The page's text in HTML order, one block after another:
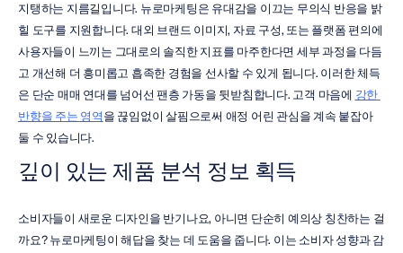
지탱하는 지름길입니다. 뉴로마케팅은 유대감을 이끄는 무의식 반응을 밝
힐 도구를 지원합니다. 대외 브랜드 이미지, 자료 구성, 또는 플랫폼 편의에
사용자들이 느끼는 그대로의 솔직한 지표를 마주한다면 세부 과정을 다듬
고 개선해 더 흥미롭고 흡족한 경험을 선사할 수 있게 됩니다. 이러한 체득
은 단순 매매 연대를 넘어선 팬층 가동을 뒷받침합니다. 고객 마음에 강한
반향을 주는 영역을 끊임없이 살핌으로써 애정 어린 관심을 계속 붙잡아
둘 수 있습니다.
깊이 있는 제품 분석 정보 획득
소비자들이 새로운 디자인을 반기나요, 아니면 단순히 예의상 칭찬하는 걸
까요? 뉴로마케팅이 해답을 찾는 데 도움을 줍니다. 이는 소비자 성향과 감